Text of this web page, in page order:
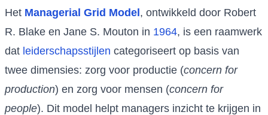
Het Managerial Grid Model , ontwikkeld door Robert
R. Blake en Jane S. Mouton in 1964, is een raamwerk
dat leiderschapsstijlen categoriseert op basis van
twee dimensies: zorg voor productie (concern for
production) en zorg voor mensen (concern for
people). Dit model helpt managers inzicht te krijgen in